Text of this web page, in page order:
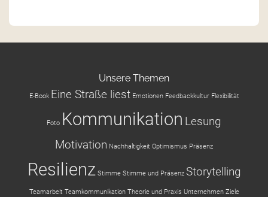
Unsere Themen
E-Book Eine Straße liest Emotionen Feedbackkultur Flexibilität
Foto Kommunikation Lesung
Motivation Nachhaltigkeit Optimismus Präsenz
Resilienz Stimme Stimme und Präsenz Storytelling
Teamarbeit Teamkommunikation Theorie und Praxis Unternehmen Ziele